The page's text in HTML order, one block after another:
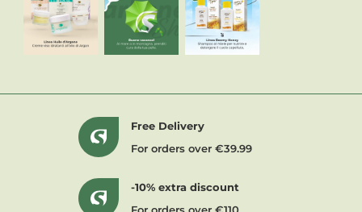
Free Delivery
For orders over €39.99
-10% extra discount